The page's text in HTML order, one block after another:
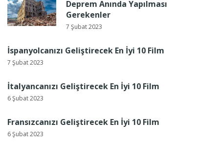
Deprem Anında Yapılması
Gerekenler
7 Şubat 2023
İspanyolcanızı Geliştirecek En İyi 10 Film
7 Şubat 2023
İtalyancanızı Geliştirecek En İyi 10 Film
6 Şubat 2023
Fransızcanızı Geliştirecek En İyi 10 Film
6 Şubat 2023